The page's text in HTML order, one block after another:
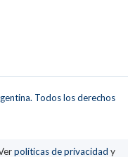
Todos los derechos
políticas de privacidad y